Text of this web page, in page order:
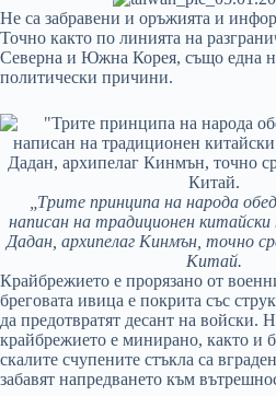
Не са забравени и оръжията и
Точно както по линията на
Северна и Южна Корея, също една
политически причини.
„Трите принципа на народа
написан на традиционен
Дадан, архипелаг Кинмън, точно
Китай.
Крайбрежието е прорязано от
бреговата ивица е покрита със
да предотвратят десант на войски.
крайбрежието е минирано, както и
скалите счупените стъкла са
забавят напредването към